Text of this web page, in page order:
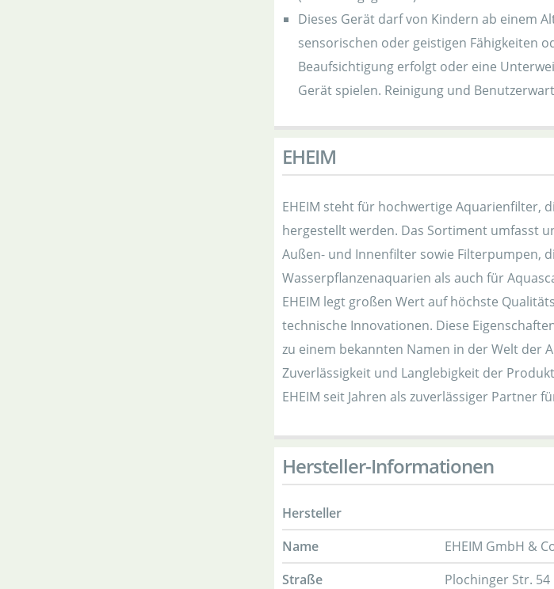
Dieses Gerät darf von Kindern ab einem
sensorischen oder geistigen Fähigkeiten
Beaufsichtigung erfolgt oder eine
Gerät spielen. Reinigung und
EHEIM
EHEIM steht für hochwertige Aquarienfilter,
hergestellt werden. Das Sortiment umfasst
Außen- und Innenfilter sowie Filterpumpen,
Wasserpflanzenaquarien als auch für
EHEIM legt großen Wert auf höchste
technische Innovationen. Diese
zu einem bekannten Namen in der Welt der
Zuverlässigkeit und Langlebigkeit der
EHEIM seit Jahren als zuverlässiger Partner
Hersteller-Informationen
Hersteller
Name
EHEIM GmbH &
Straße
Plochinger Str. 54